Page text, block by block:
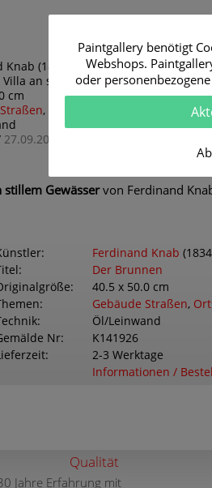
Knab (1834 - 1902)
Villa an stillem Gewässer
cm
,
27.09.2024
stillem Gewässervon Ferdinand
Ferdinand Knab
Der Brunnen
40.5 x 50.0 cm
Gebäude Straßen,
Öl/Leinwand
Nr
K141926
2-3 Werktage
Informationen /
Qualität
Jahre Erfahrung mit
Paintgallery benötigt
Webshops.
oder